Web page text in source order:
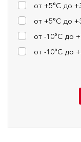
от +5°С до
от +5°С до
от -10°С до
от -10°С до